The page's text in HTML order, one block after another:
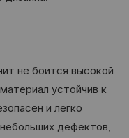
не боится высокой
устойчив к
и легко
дефектов,